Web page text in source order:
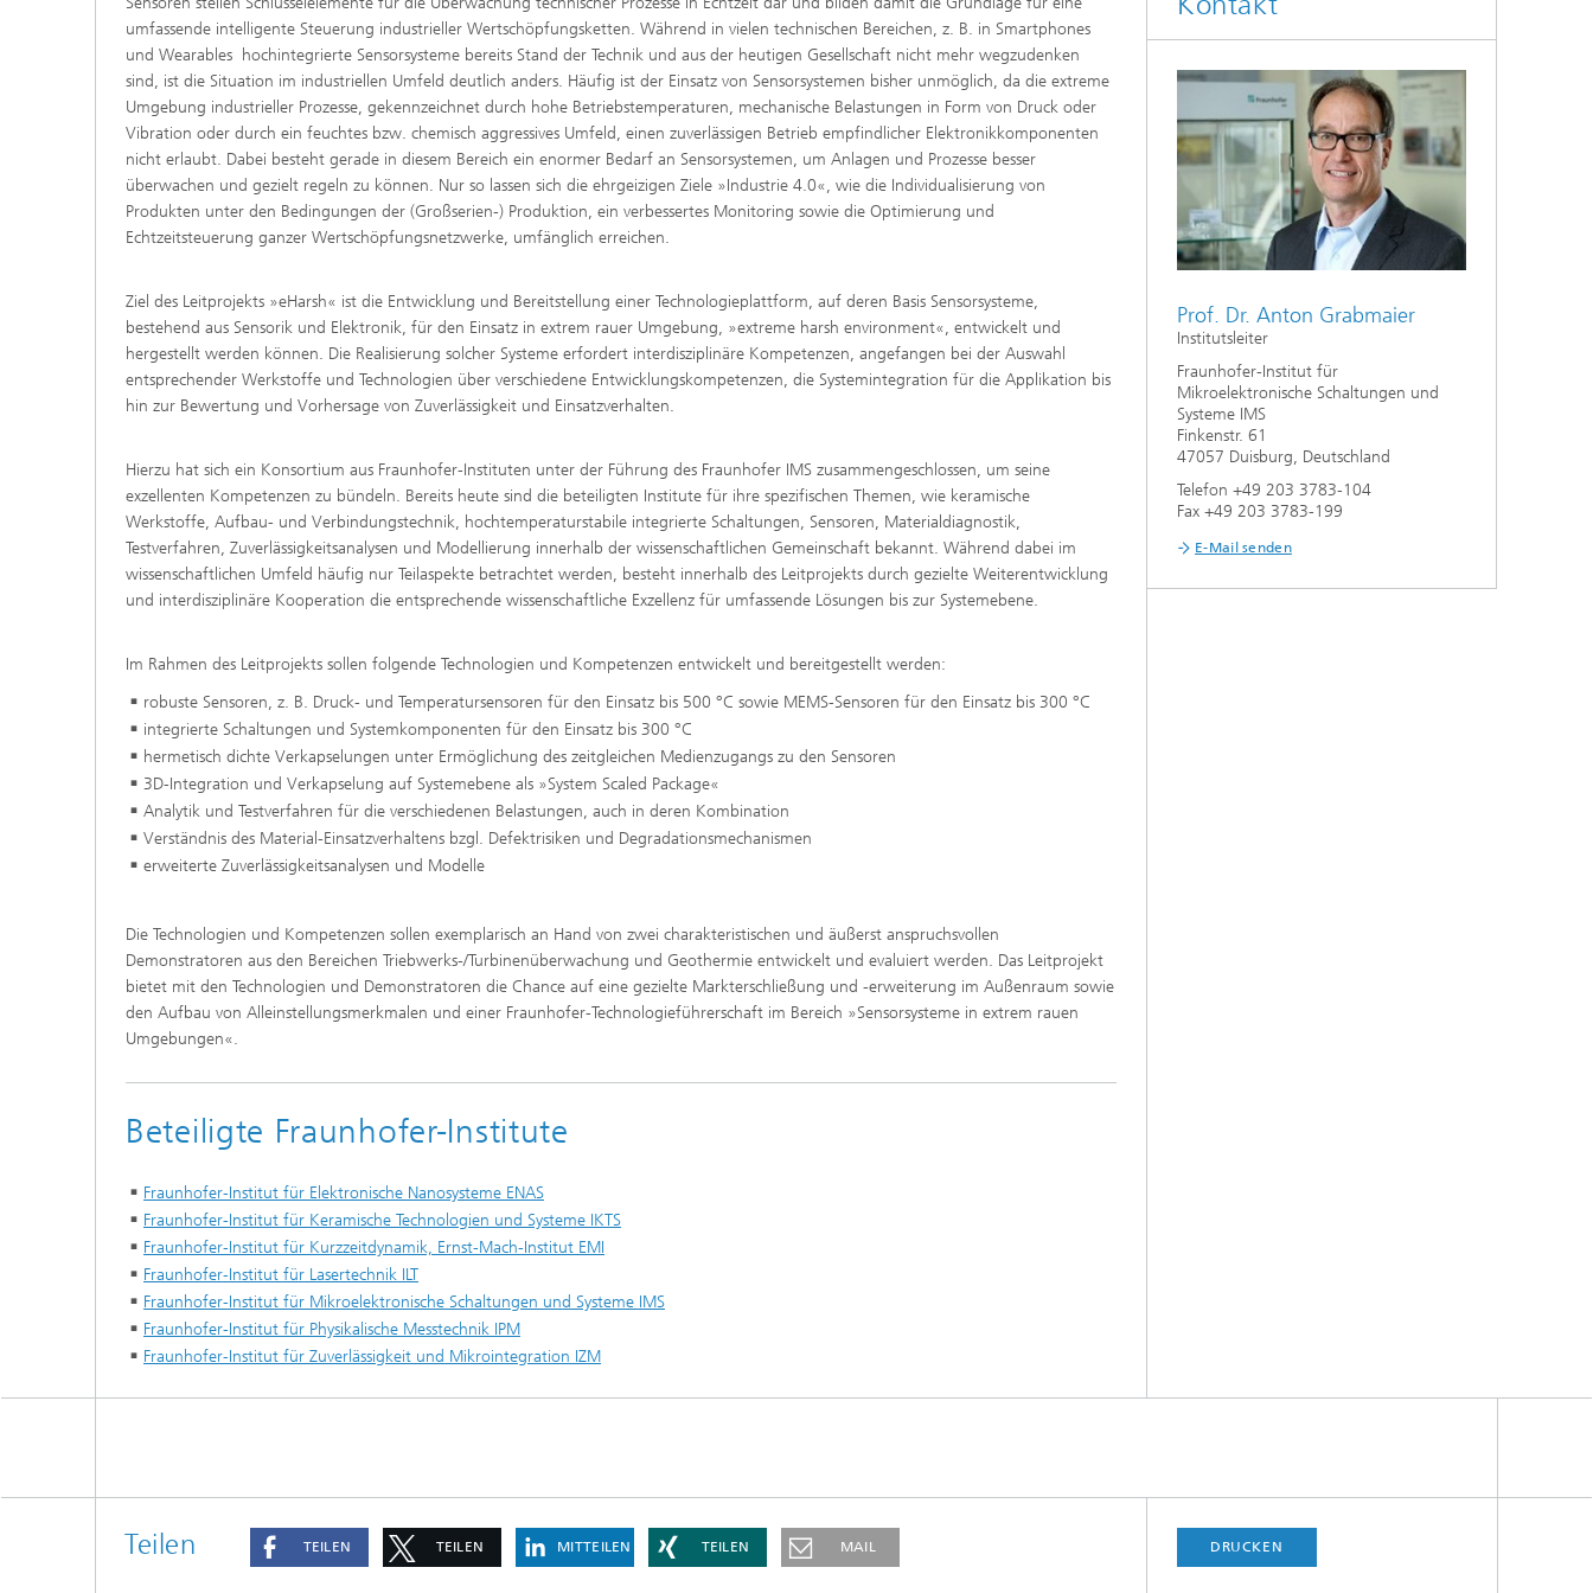
Industrierobotik und
KI in der Produktion und Logistik
Resiliente zirkuläre Wertschöpfung
umfassende intelligente Steuerung industrieller Wertschöpfungsketten. Während in vielen technischen Bereichen, z. B. in Smartphones
und Wearables hochintegrierte Sensorsysteme bereits Stand der Technik und aus der heutigen Gesellschaft nicht mehr wegzudenken
sind, ist die Situation im industriellen Umfeld deutlich anders. Häufig ist der Einsatz von Sensorsystemen bisher unmöglich, da die extreme
Umgebung industrieller Prozesse, gekennzeichnet durch hohe Betriebstemperaturen, mechanische Belastungen in Form von Druck oder
Vibration oder durch ein feuchtes bzw. chemisch aggressives Umfeld, einen zuverlässigen Betrieb empfindlicher Elektronikkomponenten
nicht erlaubt. Dabei besteht gerade in diesem Bereich ein enormer Bedarf an Sensorsystemen, um Anlagen und Prozesse besser
überwachen und gezielt regeln zu können. Nur so lassen sich die ehrgeizigen Ziele »Industrie 4.0«, wie die Individualisierung von
Produkten unter den Bedingungen der (Großserien-) Produktion, ein verbessertes Monitoring sowie die Optimierung und
Echtzeitsteuerung ganzer Wertschöpfungsnetzwerke, umfänglich erreichen.
Ziel des Leitprojekts »eHarsh« ist die Entwicklung und Bereitstellung einer Technologieplattform, auf deren Basis Sensorsysteme,
bestehend aus Sensorik und Elektronik, für den Einsatz in extrem rauer Umgebung, »extreme harsh environment«, entwickelt und
hergestellt werden können. Die Realisierung solcher Systeme erfordert interdisziplinäre Kompetenzen, angefangen bei der Auswahl
entsprechender Werkstoffe und Technologien über verschiedene Entwicklungskompetenzen, die Systemintegration für die Applikation bis
hin zur Bewertung und Vorhersage von Zuverlässigkeit und Einsatzverhalten.
Hierzu hat sich ein Konsortium aus Fraunhofer-Instituten unter der Führung des Fraunhofer IMS zusammengeschlossen, um seine
exzellenten Kompetenzen zu bündeln. Bereits heute sind die beteiligten Institute für ihre spezifischen Themen, wie keramische
Werkstoffe, Aufbau- und Verbindungstechnik, hochtemperaturstabile integrierte Schaltungen, Sensoren, Materialdiagnostik,
Testverfahren, Zuverlässigkeitsanalysen und Modellierung innerhalb der wissenschaftlichen Gemeinschaft bekannt. Während dabei im
wissenschaftlichen Umfeld häufig nur Teilaspekte betrachtet werden, besteht innerhalb des Leitprojekts durch gezielte Weiterentwicklung
und interdisziplinäre Kooperation die entsprechende wissenschaftliche Exzellenz für umfassende Lösungen bis zur Systemebene.
Im Rahmen des Leitprojekts sollen folgende Technologien und Kompetenzen entwickelt und bereitgestellt werden:
robuste Sensoren, z. B. Druck- und Temperatursensoren für den Einsatz bis 500 °C sowie MEMS-Sensoren für den Einsatz bis 300 °C
integrierte Schaltungen und Systemkomponenten für den Einsatz bis 300 °C
hermetisch dichte Verkapselungen unter Ermöglichung des zeitgleichen Medienzugangs zu den Sensoren
3D-Integration und Verkapselung auf Systemebene als »System Scaled Package«
Analytik und Testverfahren für die verschiedenen Belastungen, auch in deren Kombination
Verständnis des Material-Einsatzverhaltens bzgl. Defektrisiken und Degradationsmechanismen
erweiterte Zuverlässigkeitsanalysen und Modelle
Die Technologien und Kompetenzen sollen exemplarisch an Hand von zwei charakteristischen und äußerst anspruchsvollen
Demonstratoren aus den Bereichen Triebwerks-/Turbinenüberwachung und Geothermie entwickelt und evaluiert werden. Das Leitprojekt
bietet mit den Technologien und Demonstratoren die Chance auf eine gezielte Markterschließung und -erweiterung im Außenraum sowie
den Aufbau von Alleinstellungsmerkmalen und einer Fraunhofer-Technologieführerschaft im Bereich »Sensorsysteme in extrem rauen
Umgebungen«.
Beteiligte Fraunhofer-Institute
Fraunhofer-Institut für Elektronische Nanosysteme ENAS
Fraunhofer-Institut für Keramische Technologien und Systeme IKTS
Fraunhofer-Institut für Kurzzeitdynamik, Ernst-Mach-Institut EMI
Fraunhofer-Institut für Lasertechnik ILT
Fraunhofer-Institut für Mikroelektronische Schaltungen und Systeme IMS
Fraunhofer-Institut für Physikalische Messtechnik IPM
Fraunhofer-Institut für Zuverlässigkeit und Mikrointegration IZM
Prof. Dr. Anton Grabmaier
Institutsleiter
Fraunhofer-Institut für
Mikroelektronische Schaltungen und
Systeme IMS
Finkenstr. 61
47057 Duisburg, Deutschland
Telefon +49 203 3783-104
Fax +49 203 3783-199
E-Mail senden
Teilen TEILEN TEILEN MITTEILEN TEILEN MAIL DRUCKEN